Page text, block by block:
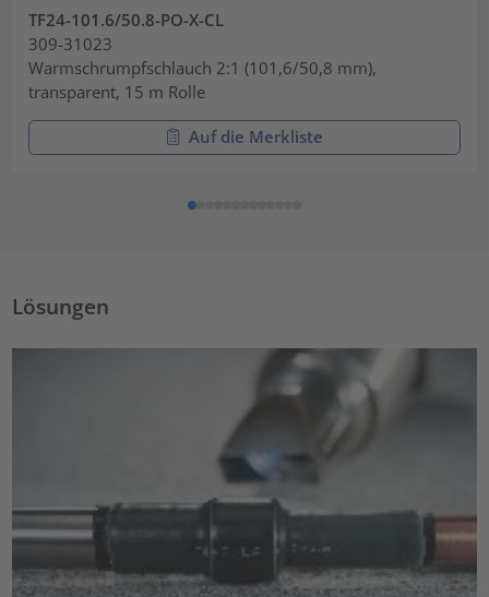
TF24-101.6/50.8-PO-X-CL
309-31023
Warmschrumpfschlauch 2:1 (101,6/50,8 mm),
transparent, 15 m Rolle
Auf die Merkliste
Lösungen